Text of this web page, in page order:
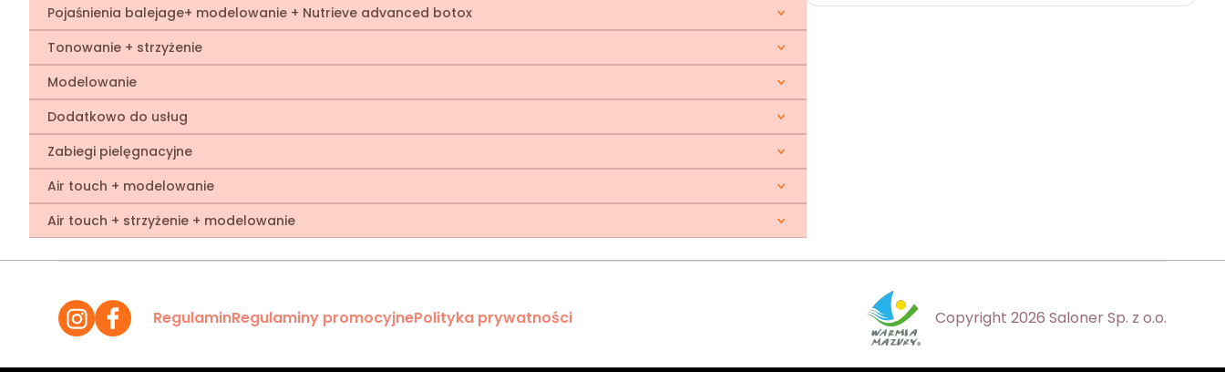
Pojaśnienia balejage+ modelowanie + Nutrieve advanced botox
Tonowanie + strzyżenie
Modelowanie
Dodatkowo do usług
Zabiegi pielęgnacyjne
Air touch + modelowanie
Air touch + strzyżenie + modelowanie
RegulaminRegulaminy promocyjnePolityka prywatności Copyright 2026 Saloner Sp. z o.o.